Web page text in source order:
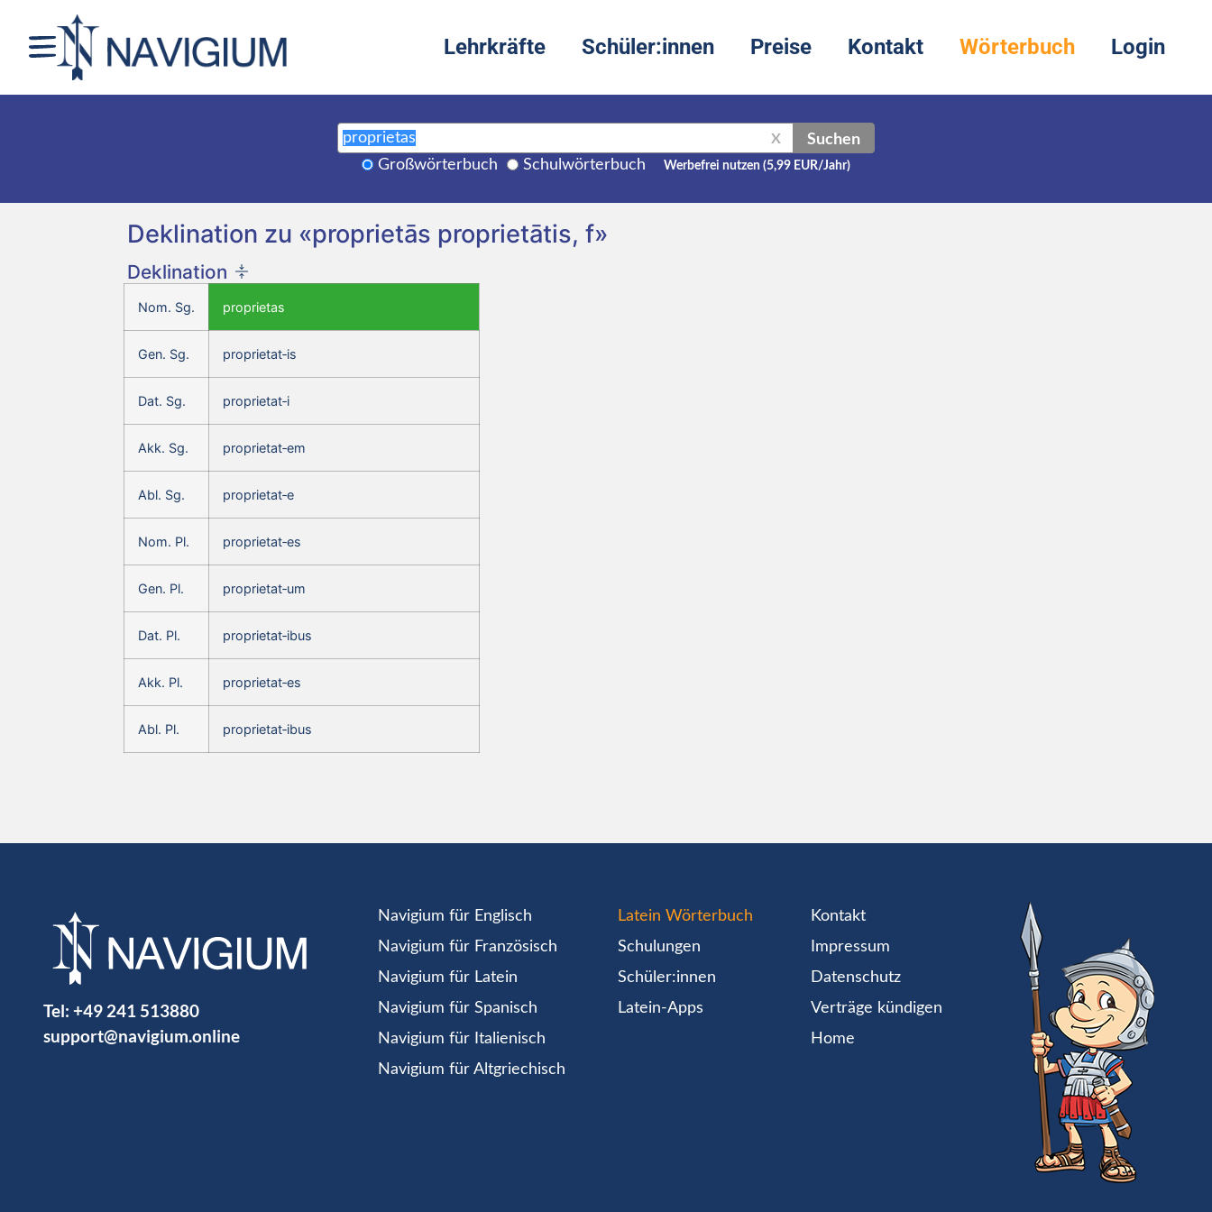
Lehrkräfte Schüler:innen Preise Kontakt Wörterbuch Login
X Suchen
Großwörterbuch Schulwörterbuch Werbefrei nutzen (5,99 EUR/Jahr)
Deklination zu «proprietās proprietātis, f»
Deklination
Nom. Sg. proprietas
Gen. Sg. proprietat‑is
Dat. Sg. proprietat‑i
Akk. Sg. proprietat‑em
Abl. Sg. proprietat‑e
Nom. Pl. proprietat‑es
Gen. Pl. proprietat‑um
Dat. Pl. proprietat‑ibus
Akk. Pl. proprietat‑es
Abl. Pl. proprietat‑ibus
Tel: +49 241 513880
support@navigium.online
Navigium für Englisch
Navigium für Französisch
Navigium für Latein
Navigium für Spanisch
Navigium für Italienisch
Navigium für Altgriechisch
Latein Wörterbuch
Schulungen
Schüler:innen
Latein-Apps
Kontakt
Impressum
Datenschutz
Verträge kündigen
Home